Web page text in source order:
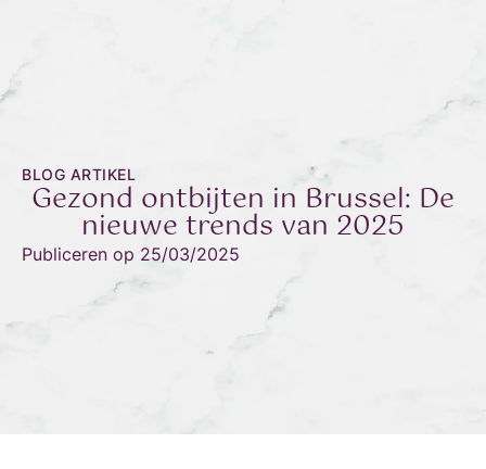
BLOG ARTIKEL
Gezond ontbijten in Brussel: De
nieuwe trends van 2025
Publiceren op 25/03/2025